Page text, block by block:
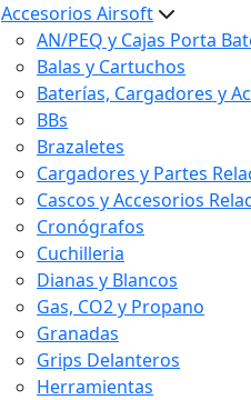
Accesorios Airsoft
AN/PEQ y Cajas Porta
Balas y Cartuchos
Baterías, Cargadores y
BBs
Brazaletes
Cargadores y Partes
Cascos y Accesorios
Cronógrafos
Cuchilleria
Dianas y Blancos
Gas, CO2 y Propano
Granadas
Grips Delanteros
Herramientas